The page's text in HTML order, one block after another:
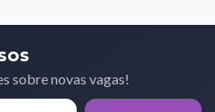
sobre novas vagas!